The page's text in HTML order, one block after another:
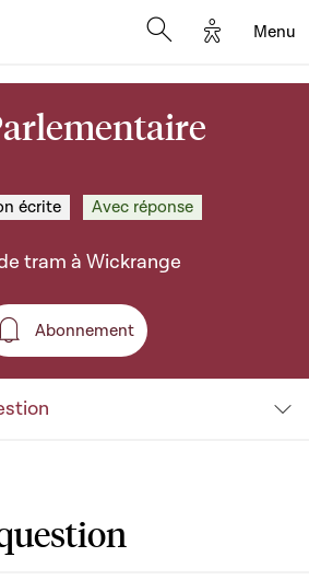
Options
Menu
écrite Avec réponse
tram à Wickrange
Abonnement
Abonnement